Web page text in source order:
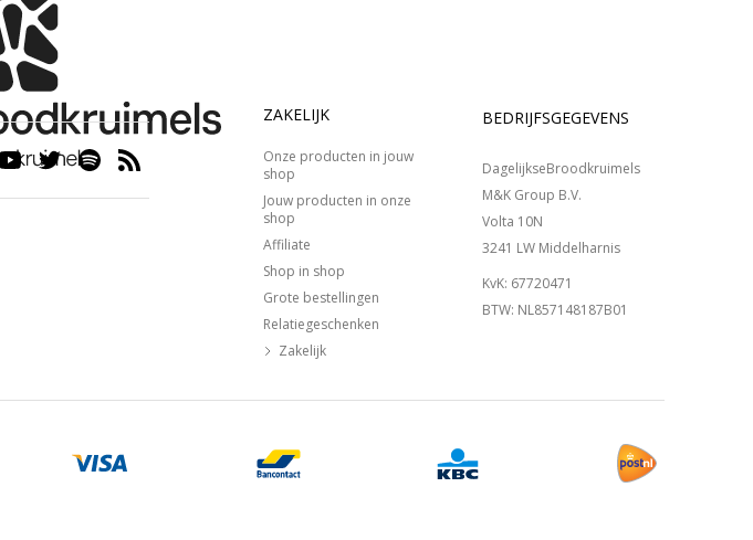
ZAKELIJK
Onze producten in jouw
shop
Jouw producten in onze
shop
Affiliate
Shop in shop
Grote bestellingen
Relatiegeschenken
Zakelijk
BEDRIJFSGEGEVENS
DagelijkseBroodkruimels
M&K Group B.V.
Volta 10N
3241 LW Middelharnis
KvK: 67720471
BTW: NL857148187B01